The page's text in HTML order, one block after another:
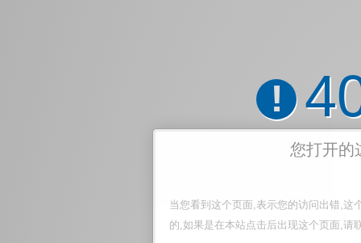
!
您打开的
当您看到这个页面,表示您的访问出错,这
的,如果是在本站点击后出现这个页面,请